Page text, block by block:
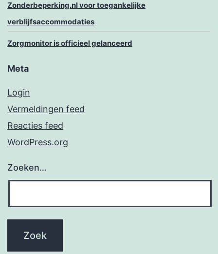
Zonderbeperking.nl voor toegankelijke
verblijfsaccommodaties
Zorgmonitor is officieel gelanceerd
Meta
Login
Vermeldingen feed
Reacties feed
WordPress.org
Zoeken…